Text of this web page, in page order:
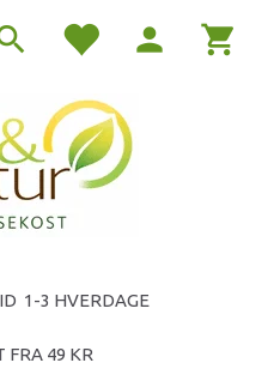
1-3 HVERDAGE
FRA 49 KR